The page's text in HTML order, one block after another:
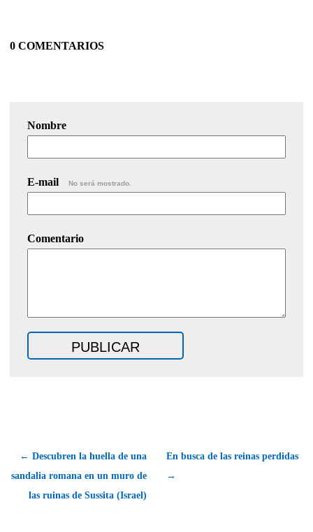
0 COMENTARIOS
Nombre
E-mail No será mostrado.
Comentario
← Descubren la huella de una
sandalia romana en un muro de
las ruinas de Sussita (Israel)
En busca de las reinas perdidas
→